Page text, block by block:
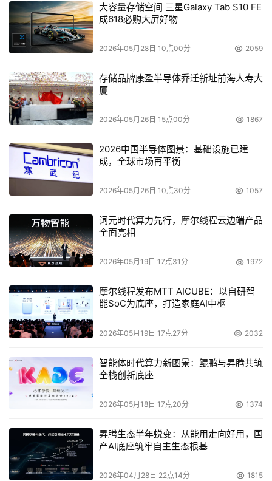
目前，各行各业都在关注5G和AI的发展，5G和AI等新技术
应用的落地却离不开开放计算。因为开源软件和开放硬件正
在不断融合，正在改变着全球IT产业分工协作模式。作为
成员，浪潮一直在为开放计算的发展努力，并不断推进AI技
术产业化创新。
大容量存储空间 三星Galaxy Tab S10 FE
成618必购大屏好物
2026年05月28日 10点00分 2059
存储品牌康盈半导体乔迁新址前海人寿大
厦
2026年05月26日 15点00分 1867
2026中国半导体图景：基础设施已建
成，全球市场再平衡
2026年05月26日 10点30分 1057
词元时代算力先行，摩尔线程云边端产品
全面亮相
2026年05月19日 17点31分 1972
摩尔线程发布MTT AICUBE：以自研智
能SoC为底座，打造家庭AI中枢
2026年05月19日 17点27分 2032
智能体时代算力新图景：鲲鹏与昇腾共筑
全栈创新底座
2026年05月18日 17点20分 1374
昇腾生态半年蜕变：从能用走向好用，国
产AI底座筑牢自主生态根基
2026年04月28日 22点14分 1815